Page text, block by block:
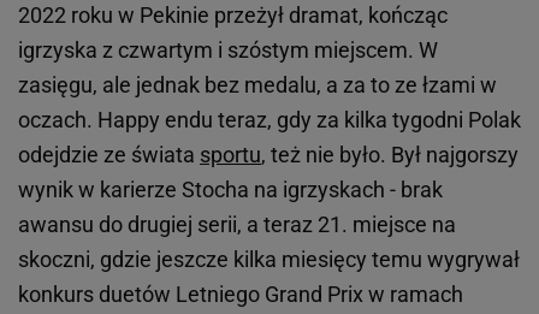
2022 roku w Pekinie przeżył dramat, kończąc
igrzyska z czwartym i szóstym miejscem. W
zasięgu, ale jednak bez medalu, a za to ze łzami w
oczach. Happy endu teraz, gdy za kilka tygodni Polak
odejdzie ze świata sportu, też nie było. Był najgorszy
wynik w karierze Stocha na igrzyskach - brak
awansu do drugiej serii, a teraz 21. miejsce na
skoczni, gdzie jeszcze kilka miesięcy temu wygrywał
konkurs duetów Letniego Grand Prix w ramach